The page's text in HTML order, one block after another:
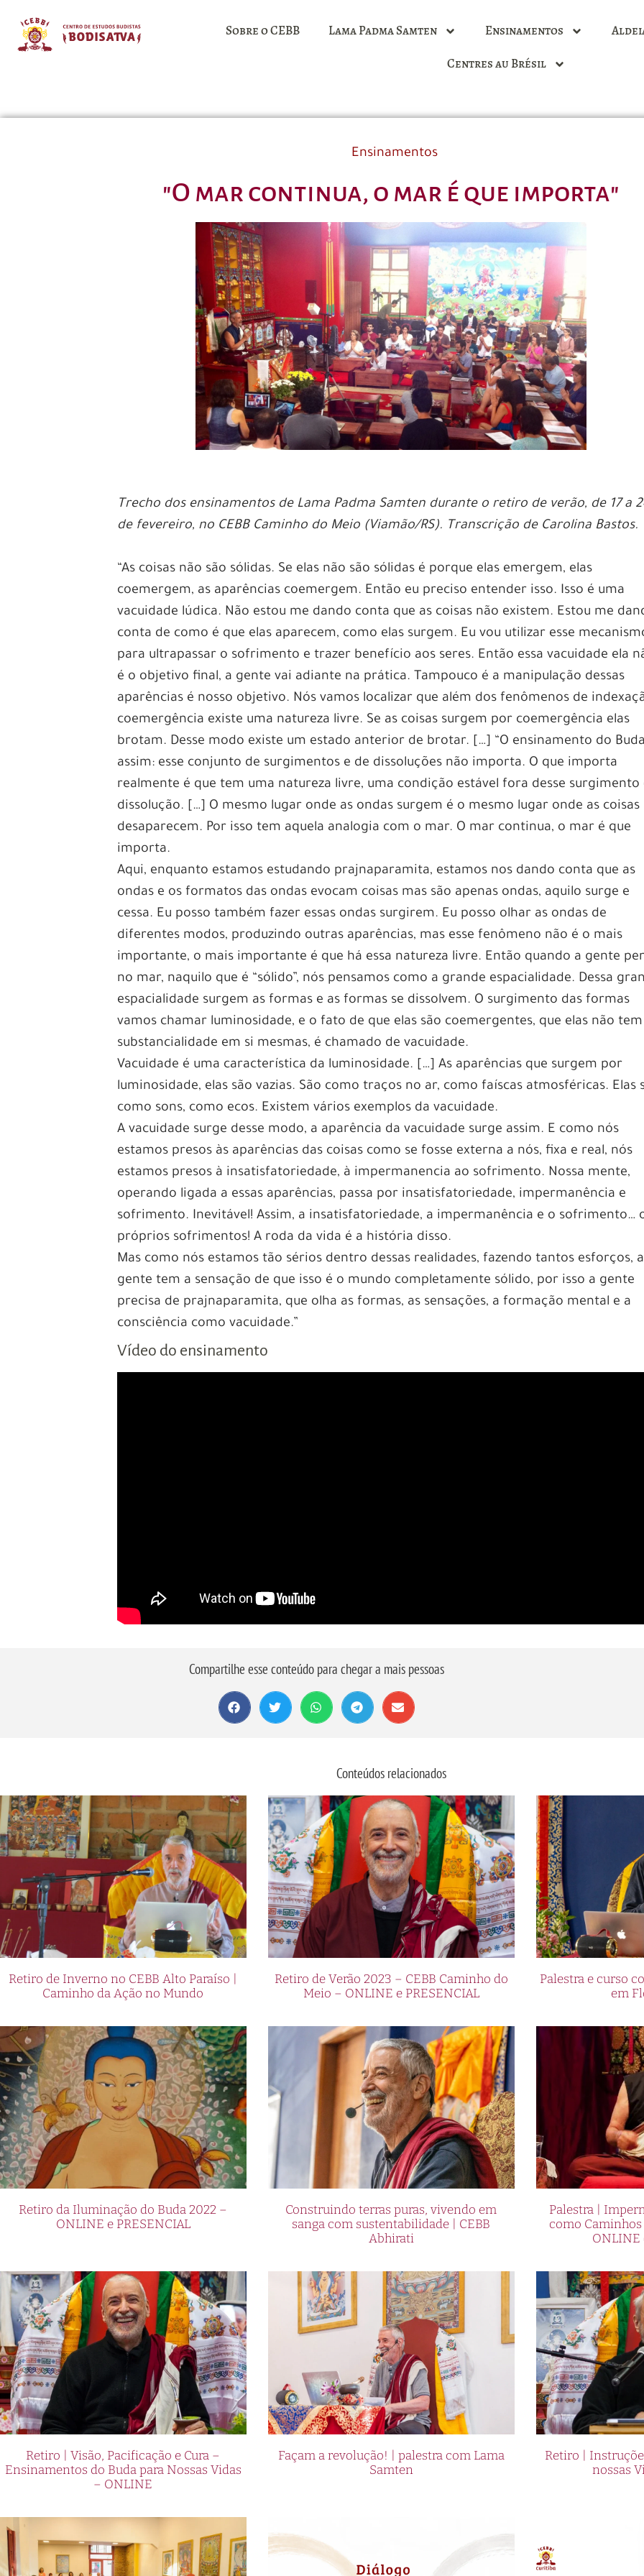
Sobre o CEBB Lama Padma Samten Ensinamentos
Centres au Brésil
Ensinamentos
"O mar continua, o mar é que importa"
Trecho dos ensinamentos de Lama Padma Samten durante o retiro de verão, de 17 a
de fevereiro, no CEBB Caminho do Meio (Viamão/RS). Transcrição de Carolina Bastos.
“As coisas não são sólidas. Se elas não são sólidas é porque elas emergem, elas
coemergem, as aparências coemergem. Então eu preciso entender isso. Isso é uma
vacuidade lúdica. Não estou me dando conta que as coisas não existem. Estou me
conta de como é que elas aparecem, como elas surgem. Eu vou utilizar esse
para ultrapassar o sofrimento e trazer benefício aos seres. Então essa vacuidade ela
é o objetivo final, a gente vai adiante na prática. Tampouco é a manipulação dessas
aparências é nosso objetivo. Nós vamos localizar que além dos fenômenos de
coemergência existe uma natureza livre. Se as coisas surgem por coemergência elas
brotam. Desse modo existe um estado anterior de brotar. […] “O ensinamento do
assim: esse conjunto de surgimentos e de dissoluções não importa. O que importa
realmente é que tem uma natureza livre, uma condição estável fora desse surgimento
dissolução. […] O mesmo lugar onde as ondas surgem é o mesmo lugar onde as coisas
desaparecem. Por isso tem aquela analogia com o mar. O mar continua, o mar é que
importa.
Aqui, enquanto estamos estudando prajnaparamita, estamos nos dando conta que as
ondas e os formatos das ondas evocam coisas mas são apenas ondas, aquilo surge e
cessa. Eu posso também fazer essas ondas surgirem. Eu posso olhar as ondas de
diferentes modos, produzindo outras aparências, mas esse fenômeno não é o mais
importante, o mais importante é que há essa natureza livre. Então quando a gente
no mar, naquilo que é “sólido”, nós pensamos como a grande espacialidade. Dessa
espacialidade surgem as formas e as formas se dissolvem. O surgimento das formas
vamos chamar luminosidade, e o fato de que elas são coemergentes, que elas não tem
substancialidade em si mesmas, é chamado de vacuidade.
Vacuidade é uma característica da luminosidade. […] As aparências que surgem por
luminosidade, elas são vazias. São como traços no ar, como faíscas atmosféricas. Elas
como sons, como ecos. Existem vários exemplos da vacuidade.
A vacuidade surge desse modo, a aparência da vacuidade surge assim. E como nós
estamos presos às aparências das coisas como se fosse externa a nós, fixa e real, nós
estamos presos à insatisfatoriedade, à impermanencia ao sofrimento. Nossa mente,
operando ligada a essas aparências, passa por insatisfatoriedade, impermanência e
sofrimento. Inevitável! Assim, a insatisfatoriedade, a impermanência e o sofrimento…
próprios sofrimentos! A roda da vida é a história disso.
Mas como nós estamos tão sérios dentro dessas realidades, fazendo tantos esforços, a
gente tem a sensação de que isso é o mundo completamente sólido, por isso a gente
precisa de prajnaparamita, que olha as formas, as sensações, a formação mental e a
consciência como vacuidade.”
Vídeo do ensinamento
Compartilhe esse conteúdo para chegar a mais pessoas
Conteúdos relacionados
Retiro de Inverno no CEBB Alto Paraíso |
Caminho da Ação no Mundo
Retiro de Verão 2023 – CEBB Caminho do
Meio – ONLINE e PRESENCIAL
Palestra e curso
em
Retiro da Iluminação do Buda 2022 –
ONLINE e PRESENCIAL
Construindo terras puras, vivendo em
sanga com sustentabilidade | CEBB
Abhirati
Palestra |
como Caminhos
ONLINE
Retiro | Visão, Pacificação e Cura –
Ensinamentos do Buda para Nossas Vidas
– ONLINE
Façam a revolução! | palestra com Lama
Samten
Retiro |
nossas